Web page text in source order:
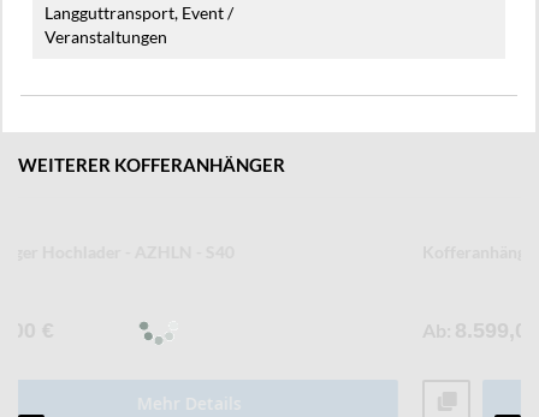
Langguttransport, Event /
Veranstaltungen
WEITERER KOFFERANHÄNGER
8.599,00 €